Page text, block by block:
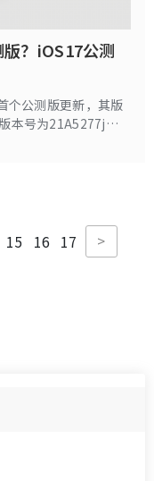
？iOS17公测
个公测版更新，其版
本号为21A5277j。
户，可以参考本教程
15 16 17 >